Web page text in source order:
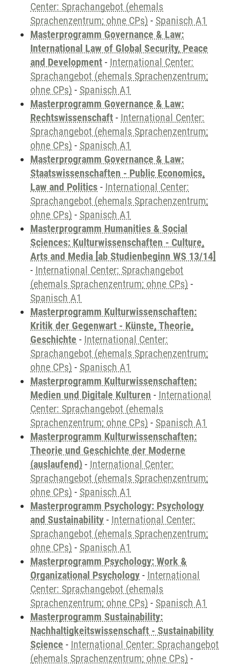
Center: Sprachangebot (ehemals
Sprachenzentrum; ohne CPs) - Spanisch A1
Masterprogramm Governance & Law:
International Law of Global Security, Peace
and Development - International Center:
Sprachangebot (ehemals Sprachenzentrum;
ohne CPs) - Spanisch A1
Masterprogramm Governance & Law:
Rechtswissenschaft - International Center:
Sprachangebot (ehemals Sprachenzentrum;
ohne CPs) - Spanisch A1
Masterprogramm Governance & Law:
Staatswissenschaften - Public Economics,
Law and Politics - International Center:
Sprachangebot (ehemals Sprachenzentrum;
ohne CPs) - Spanisch A1
Masterprogramm Humanities & Social
Sciences: Kulturwissenschaften - Culture,
Arts and Media [ab Studienbeginn WS 13/14]
- International Center: Sprachangebot
(ehemals Sprachenzentrum; ohne CPs) -
Spanisch A1
Masterprogramm Kulturwissenschaften:
Kritik der Gegenwart - Künste, Theorie,
Geschichte - International Center:
Sprachangebot (ehemals Sprachenzentrum;
ohne CPs) - Spanisch A1
Masterprogramm Kulturwissenschaften:
Medien und Digitale Kulturen - International
Center: Sprachangebot (ehemals
Sprachenzentrum; ohne CPs) - Spanisch A1
Masterprogramm Kulturwissenschaften:
Theorie und Geschichte der Moderne
(auslaufend) - International Center:
Sprachangebot (ehemals Sprachenzentrum;
ohne CPs) - Spanisch A1
Masterprogramm Psychology: Psychology
and Sustainability - International Center:
Sprachangebot (ehemals Sprachenzentrum;
ohne CPs) - Spanisch A1
Masterprogramm Psychology: Work &
Organizational Psychology - International
Center: Sprachangebot (ehemals
Sprachenzentrum; ohne CPs) - Spanisch A1
Masterprogramm Sustainability:
Nachhaltigkeitswissenschaft - Sustainability
Science - International Center: Sprachangebot
(ehemals Sprachenzentrum; ohne CPs) -